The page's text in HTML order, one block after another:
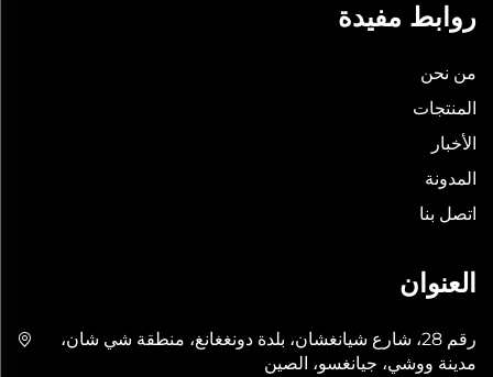
روابط مفيدة
من نحن
المنتجات
الأخبار
المدونة
اتصل بنا
العنوان
رقم 28، شارع شيانغشان، بلدة دونغغانغ، منطقة شي شان،
مدينة ووشي، جيانغسو، الصين